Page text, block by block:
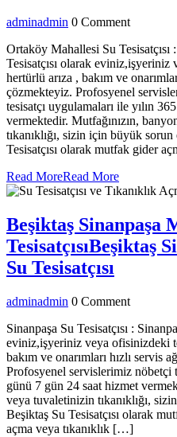
adminadmin 0 Comment
Ortaköy Mahallesi Su
Tesisatçısı olarak
hertürlü arıza , bakım ve
çözmekteyiz. Profosyenel
tesisatçı uygulamaları ile yılın
vermektedir. Mutfağınızın,
tıkanıklığı, sizin için büyük
Tesisatçısı olarak mutfak gider
Read MoreRead More
Beşiktaş Sinanpaşa
TesisatçısıBeşiktaş
Su Tesisatçısı
adminadmin 0 Comment
Sinanpaşa Su Tesisatçısı :
eviniz,işyeriniz veya ofisinizdeki
bakım ve onarımları hızlı servis
Profosyenel servislerimiz nöbetçi
günü 7 gün 24 saat hizmet
veya tuvaletinizin tıkanıklığı,
Beşiktaş Su Tesisatçısı olarak
açma veya tıkanıklık […]